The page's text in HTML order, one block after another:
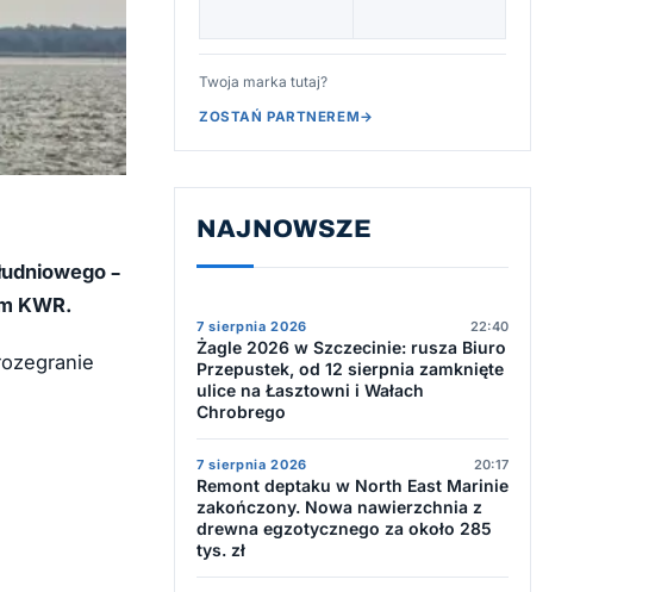
–
KWR.
Twoja marka tutaj?
ZOSTAŃ PARTNEREM→
NAJNOWSZE
7 sierpnia 2026 22:40
Żagle 2026 w Szczecinie: rusza Biuro
Przepustek, od 12 sierpnia zamknięte
ulice na Łasztowni i Wałach
Chrobrego
7 sierpnia 2026 20:17
Remont deptaku w North East Marinie
zakończony. Nowa nawierzchnia z
drewna egzotycznego za około 285
tys. zł